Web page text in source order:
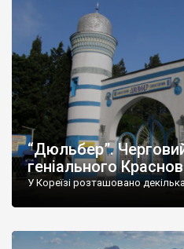
“Дюльбер”.
геніального
У Кореїзі розташовано